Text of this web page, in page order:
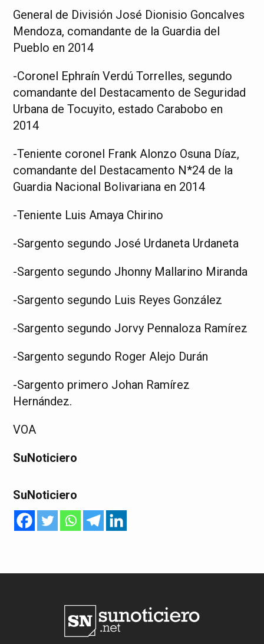
General de División José Dionisio Goncalves
Mendoza, comandante de la Guardia del
Pueblo en 2014
-Coronel Ephraín Verdú Torrelles, segundo
comandante del Destacamento de Seguridad
Urbana de Tocuyito, estado Carabobo en
2014
-Teniente coronel Frank Alonzo Osuna Díaz,
comandante del Destacamento N*24 de la
Guardia Nacional Bolivariana en 2014
-Teniente Luis Amaya Chirino
-Sargento segundo José Urdaneta Urdaneta
-Sargento segundo Jhonny Mallarino Miranda
-Sargento segundo Luis Reyes González
-Sargento segundo Jorvy Pennaloza Ramírez
-Sargento segundo Roger Alejo Durán
-Sargento primero Johan Ramírez
Hernández.
VOA
SuNoticiero
SuNoticiero